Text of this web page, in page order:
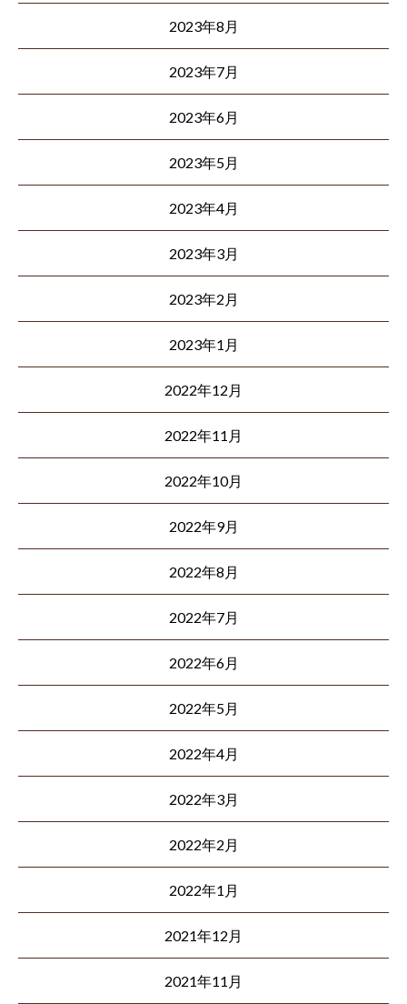
2023年8月
2023年7月
2023年6月
2023年5月
2023年4月
2023年3月
2023年2月
2023年1月
2022年12月
2022年11月
2022年10月
2022年9月
2022年8月
2022年7月
2022年6月
2022年5月
2022年4月
2022年3月
2022年2月
2022年1月
2021年12月
2021年11月